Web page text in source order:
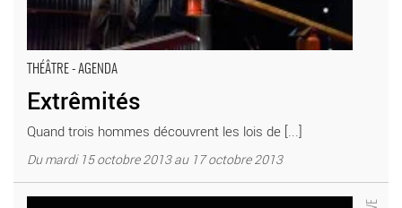
THÉÂTRE - AGENDA
Extrêmités
Quand trois hommes découvrent les lois de [...]
Du mardi 15 octobre 2013 au 17 octobre 2013